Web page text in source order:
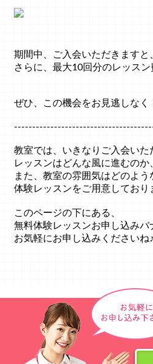
期間中、ご入会いただきますと
さらに、最大10回分のレッス
ぜひ、この機会をお見逃しなく
教室では、いきなりご入会いた
レッスンはどんな風に進むのか
また、教室の雰囲気はどのよう
体験レッスンをご用意しており
このページの下にある、
無料体験レッスンお申し込みバ
お気軽にお申し込みくださいね♪